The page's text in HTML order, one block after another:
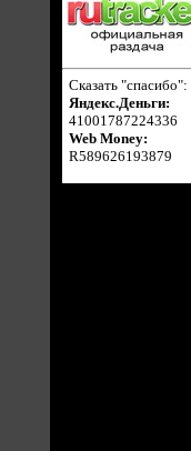
Сказать "спасибо":
Яндекс.Деньги:
41001787224336
Web Money:
R589626193879